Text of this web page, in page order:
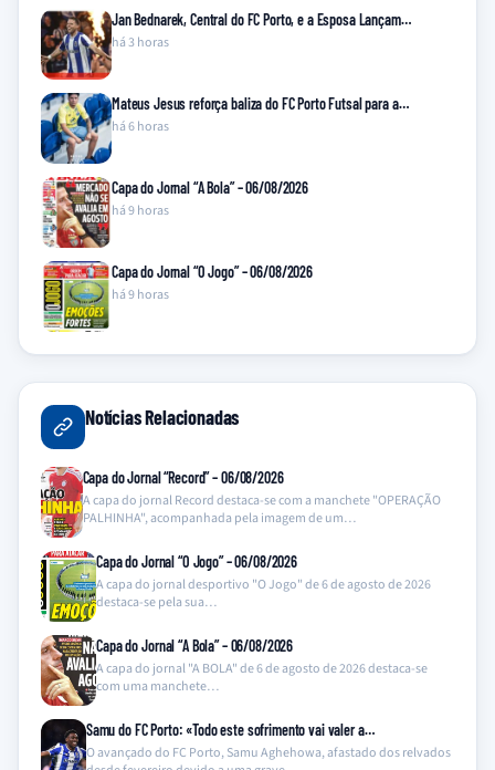
Jan Bednarek, Central do FC Porto, e a Esposa Lançam…
há 3 horas
Mateus Jesus reforça baliza do FC Porto Futsal para a…
há 6 horas
Capa do Jornal “A Bola” – 06/08/2026
há 9 horas
Capa do Jornal “O Jogo” – 06/08/2026
há 9 horas
Notícias Relacionadas
Capa do Jornal “Record” – 06/08/2026
A capa do jornal Record destaca-se com a manchete "OPERAÇÃO
PALHINHA", acompanhada pela imagem de um…
Capa do Jornal “O Jogo” – 06/08/2026
A capa do jornal desportivo "O Jogo" de 6 de agosto de 2026
destaca-se pela sua…
Capa do Jornal “A Bola” – 06/08/2026
A capa do jornal "A BOLA" de 6 de agosto de 2026 destaca-se
com uma manchete…
Samu do FC Porto: «Todo este sofrimento vai valer a…
O avançado do FC Porto, Samu Aghehowa, afastado dos relvados